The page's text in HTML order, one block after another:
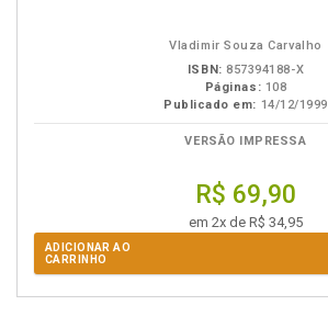
Vladimir Souza Carvalho
ISBN: 857394188-X
Páginas: 108
Publicado em: 14/12/1999
VERSÃO IMPRESSA
R$ 69,90
em 2x de R$ 34,95
ADICIONAR AO
CARRINHO